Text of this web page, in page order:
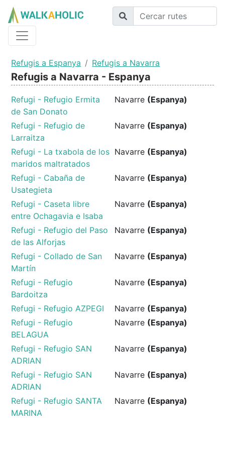
Refugis a Espanya Refugis a Navarra
Refugis a Navarra - Espanya
Refugi - Refugio Ermita
de San Donato
Navarre (Espanya)
Refugi - Refugio de
Larraitza
Navarre (Espanya)
Refugi - La txabola de los
maridos maltratados
Navarre (Espanya)
Refugi - Cabaña de
Usategieta
Navarre (Espanya)
Refugi - Caseta libre
entre Ochagavia e Isaba
Navarre (Espanya)
Refugi - Refugio del Paso
de las Alforjas
Navarre (Espanya)
Refugi - Collado de San
Martín
Navarre (Espanya)
Refugi - Refugio
Bardoitza
Navarre (Espanya)
Refugi - Refugio AZPEGI Navarre (Espanya)
Refugi - Refugio
BELAGUA
Navarre (Espanya)
Refugi - Refugio SAN
ADRIAN
Navarre (Espanya)
Refugi - Refugio SAN
ADRIAN
Navarre (Espanya)
Refugi - Refugio SANTA
MARINA
Navarre (Espanya)